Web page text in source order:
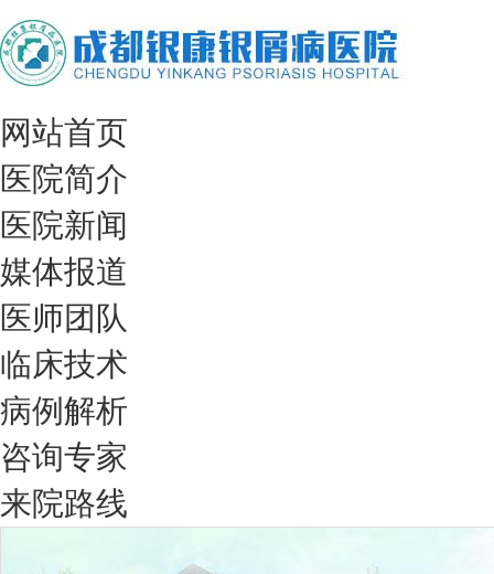
网站首页
医院简介
医院新闻
媒体报道
医师团队
临床技术
病例解析
咨询专家
来院路线